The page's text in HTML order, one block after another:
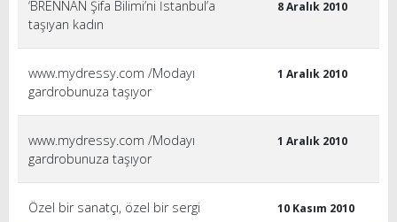
‘BRENNAN Şifa Bilimi’ni İstanbul’a
taşıyan kadın
8 Aralık 2010
www.mydressy.com /Modayı
gardrobunuza taşıyor
1 Aralık 2010
www.mydressy.com /Modayı
gardrobunuza taşıyor
1 Aralık 2010
Özel bir sanatçı, özel bir sergi 10 Kasım 2010